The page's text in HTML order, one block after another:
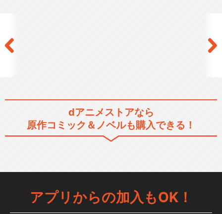
dアニメストアなら
原作コミック＆ノベルも購入できる！
アプリからの加入もOK！